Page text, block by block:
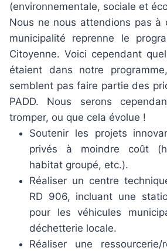
(environnementale, sociale et
Nous ne nous attendions pas à
municipalité reprenne le
Citoyenne. Voici cependant
étaient dans notre
semblent pas faire partie des
PADD. Nous serons
tromper, ou que cela évolue !
Soutenir les projets
privés à moindre coût
habitat groupé, etc.).
Réaliser un centre
RD 906, incluant une
pour les véhicules
déchetterie locale.
Réaliser une